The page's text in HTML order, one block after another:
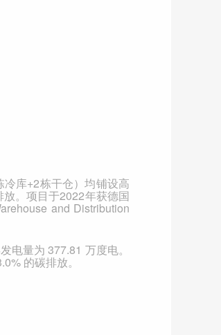
冷库+2栋干仓）均铺设高
放。项目于2022年获德国
and Distribution
电量为 377.81 万度电。
的碳排放。